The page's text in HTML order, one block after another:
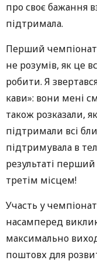
про своє бажання
підтримала.
Перший чемпіонат
не розумів, як це
робити. Я
кави»: вони мені
також розказали,
підтримали всі
підтримувала в
результаті
третім місцем!
Участь у
насамперед
максимально
поштовх для